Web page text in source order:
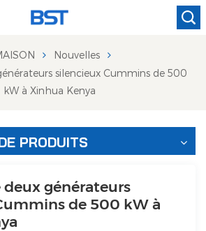
Nouvelles
silencieux Cummins de 500
kW à Xinhua Kenya
PRODUITS
deux générateurs
de 500 kW à